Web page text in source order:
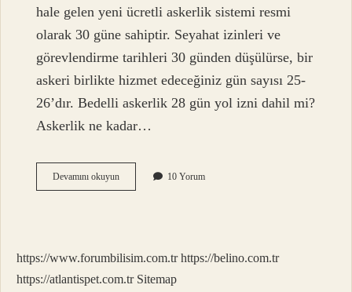
hale gelen yeni ücretli askerlik sistemi resmi
olarak 30 güne sahiptir. Seyahat izinleri ve
görevlendirme tarihleri ​​30 günden düşülürse, bir
askeri birlikte hizmet edeceğiniz gün sayısı 25-
26’dır. Bedelli askerlik 28 gün yol izni dahil mi?
Askerlik ne kadar…
Devamını okuyunBedelli
Askerlik
Gün
Mü
10 Yorum
https://www.forumbilisim.com.tr https://belino.com.tr
https://atlantispet.com.tr Sitemap